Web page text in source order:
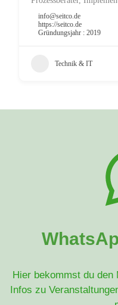
info@seitco.de
https://seitco.de
Gründungsjahr : 2019
Technik & IT
Hier bekommst du den
Infos zu